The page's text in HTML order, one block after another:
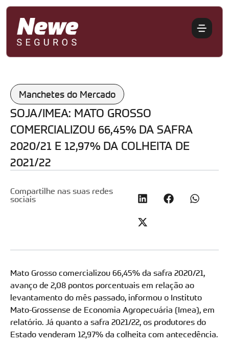
Manchetes do Mercado
SOJA/IMEA: MATO GROSSO
COMERCIALIZOU 66,45% DA SAFRA
2020/21 E 12,97% DA COLHEITA DE
2021/22
Compartilhe nas suas redes
sociais
Mato Grosso comercializou 66,45% da safra 2020/21,
avanço de 2,08 pontos porcentuais em relação ao
levantamento do mês passado, informou o Instituto
Mato-Grossense de Economia Agropecuária (Imea), em
relatório. Já quanto a safra 2021/22, os produtores do
Estado venderam 12,97% da colheita com antecedência.